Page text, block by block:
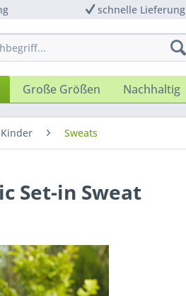
schnelle Lieferung
Große Größen Nachhaltig
Kinder Sweats
Set-in Sweat